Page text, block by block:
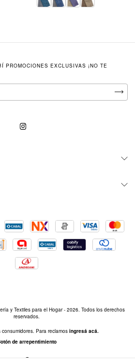
PROMOCIONES EXCLUSIVAS ¡NO TE
y Textiles para el Hogar - 2026. Todos los derechos
reservados.
Para reclamos ingresá acá.
de arrepentimiento